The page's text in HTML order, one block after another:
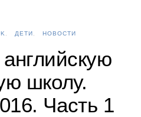
ДЕТИ НОВОСТИ
школу.
Часть 1